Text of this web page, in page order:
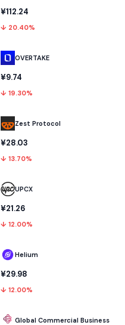
¥112.24
↓ 20.40%
OVERTAKE
¥9.74
↓ 19.30%
Zest Protocol
¥28.03
↓ 13.70%
UPCX
¥21.26
↓ 12.00%
Helium
¥29.98
↓ 12.00%
Global Commercial Business